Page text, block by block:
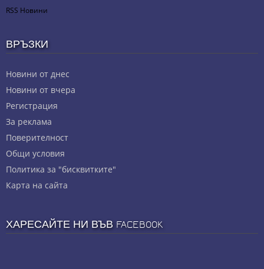
RSS Новини
ВРЪЗКИ
Новини от днес
Новини от вчера
Регистрация
За реклама
Πoвepитeлнocт
Общи условия
Политика за "бисквитките"
Карта на сайта
ХАРЕСАЙТЕ НИ ВЪВ FACEBOOK